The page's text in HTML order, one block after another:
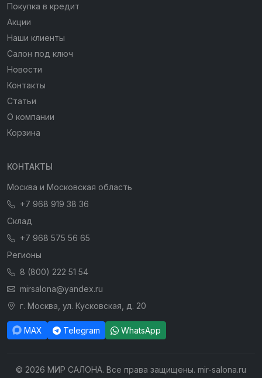
Покупка в кредит
Акции
Наши клиенты
Салон под ключ
Новости
Контакты
Статьи
О компании
Корзина
КОНТАКТЫ
Москва и Московская область
+7 968 919 38 36
Склад
+7 968 575 56 65
Регионы
8 (800) 222 51 54
mirsalona@yandex.ru
г. Москва, ул. Кусковская, д. 20
MAX Telegram WhatsApp
© 2026 МИР САЛОНА. Все права защищены. mir-salona.ru